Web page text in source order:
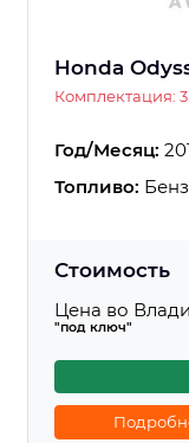
Honda
Комплектация:
Год/Месяц:
Топливо:
Стоимость
Цена во
"под ключ"